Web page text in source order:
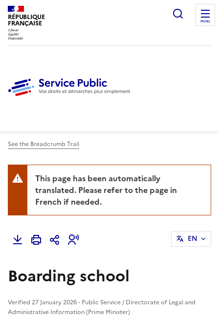
RÉPUBLIQUE
FRANÇAISE
Ouvrir
MENU
See the Breadcrumb Trail
This page has been automatically
translated. Please refer to the page in
French if needed.
EN
Boarding school
Verified 27 January 2026 - Public Service / Directorate of Legal and
Administrative Information (Prime Minister)